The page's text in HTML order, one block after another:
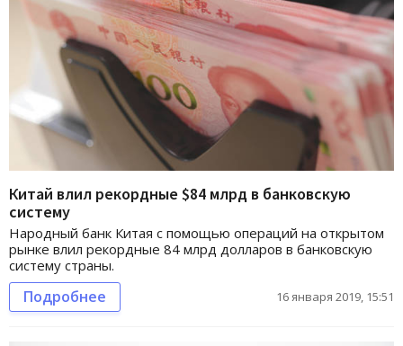
Китай влил рекордные $84 млрд в банковскую
систему
Народный банк Китая с помощью операций на открытом
рынке влил рекордные 84 млрд долларов в банковскую
систему страны.
Подробнее 16 января 2019, 15:51